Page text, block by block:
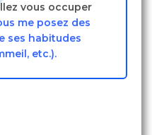
vous occuper
me posez des
ses habitudes
etc.).